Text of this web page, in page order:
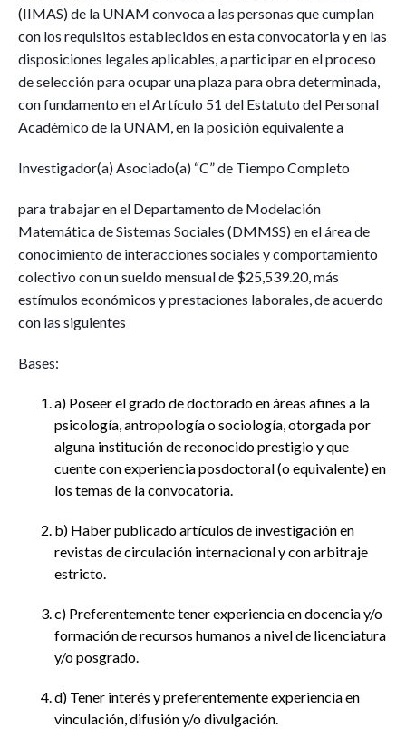
(IIMAS) de la UNAM convoca a las personas que cumplan
con los requisitos establecidos en esta convocatoria y en las
disposiciones legales aplicables, a participar en el proceso
de selección para ocupar una plaza para obra determinada,
con fundamento en el Artículo 51 del Estatuto del Personal
Académico de la UNAM, en la posición equivalente a
Investigador(a) Asociado(a) “C” de Tiempo Completo
para trabajar en el Departamento de Modelación
Matemática de Sistemas Sociales (DMMSS) en el área de
conocimiento de interacciones sociales y comportamiento
colectivo con un sueldo mensual de $25,539.20, más
estímulos económicos y prestaciones laborales, de acuerdo
con las siguientes
Bases:
a) Poseer el grado de doctorado en áreas afines a la
psicología, antropología o sociología, otorgada por
alguna institución de reconocido prestigio y que
cuente con experiencia posdoctoral (o equivalente) en
los temas de la convocatoria.
b) Haber publicado artículos de investigación en
revistas de circulación internacional y con arbitraje
estricto.
c) Preferentemente tener experiencia en docencia y/o
formación de recursos humanos a nivel de licenciatura
y/o posgrado.
d) Tener interés y preferentemente experiencia en
vinculación, difusión y/o divulgación.